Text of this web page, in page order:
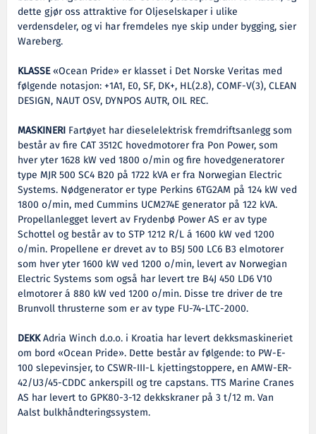
dette gjør oss attraktive for Oljeselskaper i ulike
verdensdeler, og vi har fremdeles nye skip under bygging, sier
Wareberg.
KLASSE«Ocean Pride» er klasset i Det Norske Veritas med
følgende notasjon: +1A1, E0, SF, DK+, HL(2.8), COMF-V(3), CLEAN
DESIGN, NAUT OSV, DYNPOS AUTR, OIL REC.
MASKINERI Fartøyet har dieselelektrisk fremdriftsanlegg som
består av fire CAT 3512C hovedmotorer fra Pon Power, som
hver yter 1628 kW ved 1800 o/min og fire hovedgeneratorer
type MJR 500 SC4 B20 på 1722 kVA er fra Norwegian Electric
Systems. Nødgenerator er type Perkins 6TG2AM på 124 kW ved
1800 o/min, med Cummins UCM274E generator på 122 kVA.
Propellanlegget levert av Frydenbø Power AS er av type
Schottel og består av to STP 1212 R/L á 1600 kW ved 1200
o/min. Propellene er drevet av to B5J 500 LC6 B3 elmotorer
som hver yter 1600 kW ved 1200 o/min, levert av Norwegian
Electric Systems som også har levert tre B4J 450 LD6 V10
elmotorer á 880 kW ved 1200 o/min. Disse tre driver de tre
Brunvoll thrusterne som er av type FU-74-LTC-2000.
DEKKAdria Winch d.o.o. i Kroatia har levert dekksmaskineriet
om bord «Ocean Pride». Dette består av følgende: to PW-E-
100 slepevinsjer, to CSWR-III-L kjettingstoppere, en AMW-ER-
42/U3/45-CDDC ankerspill og tre capstans. TTS Marine Cranes
AS har levert to GPK80-3-12 dekkskraner på 3 t/12 m. Van
Aalst bulkhåndteringssystem.